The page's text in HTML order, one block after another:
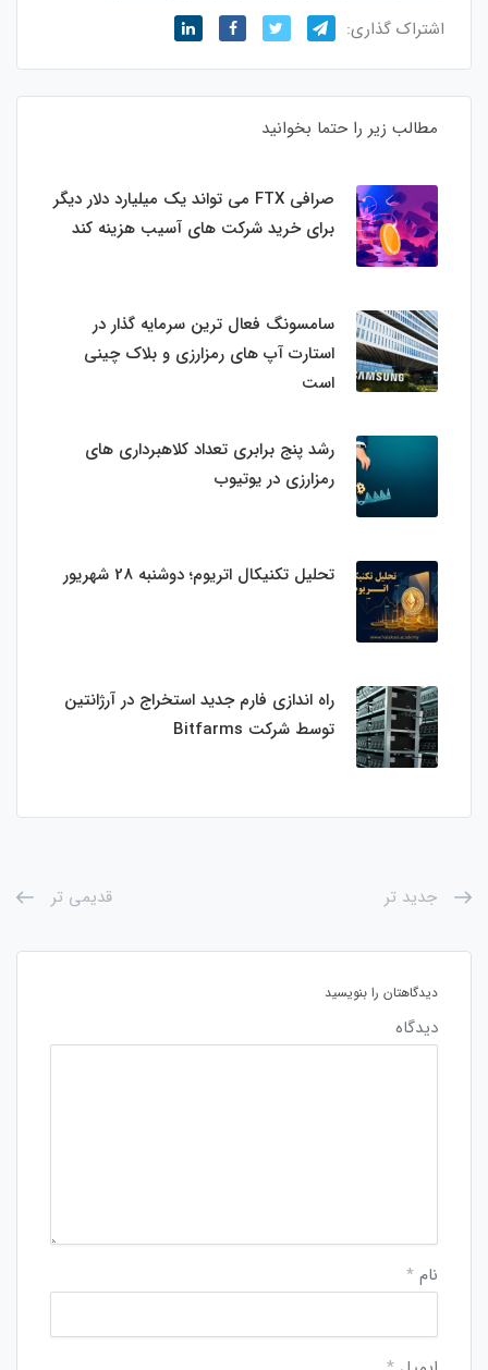
اشتراک گذاری:
مطالب زیر را حتما بخوانید
صرافی FTX می تواند یک میلیارد دلار دیگر
برای خرید شرکت های آسیب هزینه کند
سامسونگ فعال‌ ترین سرمایه‌ گذار در
استارت‌ آپ‌ های رمزارزی و بلاک چینی
است
رشد پنج برابری تعداد کلاهبرداری های
رمزارزی در یوتیوب
تحلیل تکنیکال اتریوم؛ دوشنبه 28 شهریور
راه اندازی فارم جدید استخراج در آرژانتین
توسط شرکت Bitfarms
جدید تر قدیمی تر
دیدگاهتان را بنویسید
دیدگاه
نام *